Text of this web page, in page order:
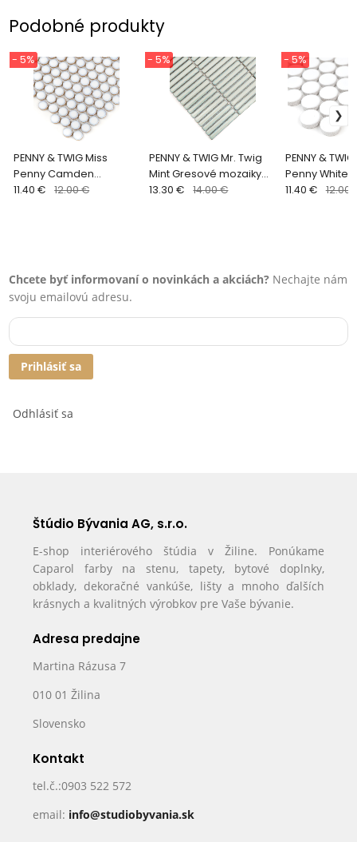
Podobné produkty
PENNY & TWIG Miss
Penny Camden
Gresové mozaiky DUNIN
- 5%
11.40 € 12.00 €
PENNY & TWIG Mr. Twig
Mint Gresové mozaiky
DUNIN (26,8x28,4cm/1ks)
- 5%
13.30 € 14.00 €
PENNY &
Penny White
Gresové
- 5%
11.40 € 12.00
Chcete byť informovaní o novinkách a akciách? Nechajte nám
svoju emailovú adresu.
Prihlásiť sa
Odhlásiť sa
Štúdio Bývania AG, s.r.o.
E-shop interiérového štúdia v Žiline. Ponúkame
Caparol farby na stenu, tapety, bytové doplnky,
obklady, dekoračné vankúše, lišty a mnoho ďalších
krásnych a kvalitných výrobkov pre Vaše bývanie.
Adresa predajne
Martina Rázusa 7
010 01 Žilina
Slovensko
Kontakt
tel.č.:0903 522 572
email: info@studiobyvania.sk